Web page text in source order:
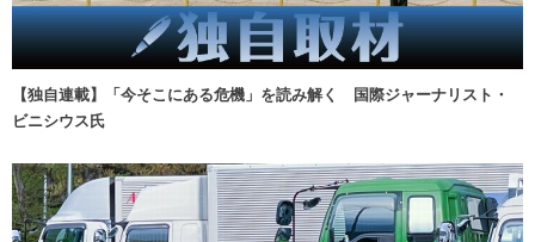
【独自連載】「今そこにある危機」を読み解く 国際ジャーナリスト・
ビニシウス氏